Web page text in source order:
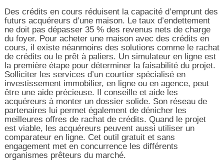
Des crédits en cours réduisent la capacité d’emprunt des
futurs acquéreurs d’une maison. Le taux d’endettement
ne doit pas dépasser 35 % des revenus nets de charge
du foyer. Pour acheter une maison avec des crédits en
cours, il existe néanmoins des solutions comme le rachat
de crédits ou le prêt à paliers. Un simulateur en ligne est
la première étape pour déterminer la faisabilité du projet.
Solliciter les services d’un courtier spécialisé en
investissement immobilier, en ligne ou en agence, peut
être une aide précieuse. Il conseille et aide les
acquéreurs à monter un dossier solide. Son réseau de
partenaires lui permet également de dénicher les
meilleures offres de rachat de crédits. Quand le projet
est viable, les acquéreurs peuvent aussi utiliser un
comparateur en ligne. Cet outil gratuit et sans
engagement met en concurrence les différents
organismes prêteurs du marché.